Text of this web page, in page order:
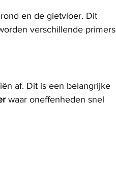
en de gietvloer. Dit
verschillende primers
af. Dit is een belangrijke
waar oneffenheden snel